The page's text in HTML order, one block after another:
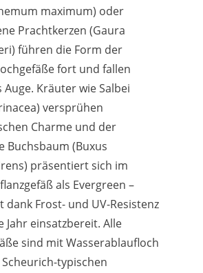
maximum) oder
Prachtkerzen (Gaura
führen die Form der
fort und fallen
Kräuter wie Salbei
versprühen
Charme und der
Buchsbaum (Buxus
präsentiert sich im
als Evergreen –
dank Frost- und UV-Resistenz
Jahr einsatzbereit. Alle
sind mit Wasserablaufloch
typischen